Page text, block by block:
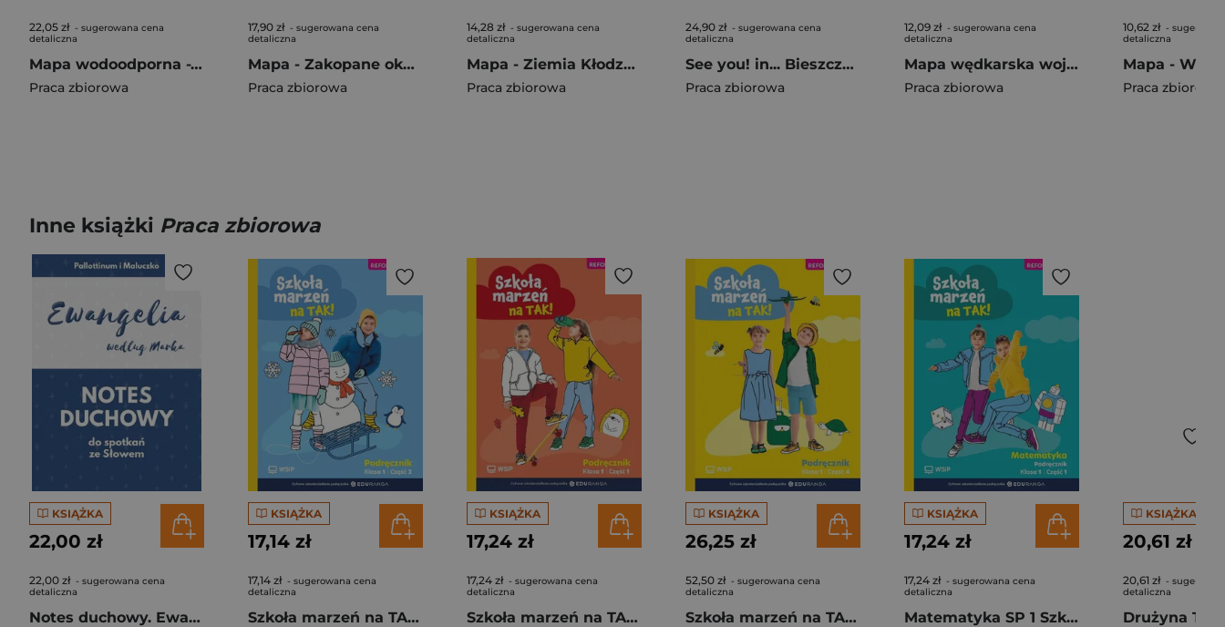
22,05 zł - sugerowana cena
detaliczna
Mapa wodoodporna -Trójstyk/Trojmedzie/Trojmezi
Praca zbiorowa
17,90 zł - sugerowana cena
detaliczna
Mapa - Zakopane okolice 1:60 000 lam
Praca zbiorowa
14,28 zł - sugerowana cena
detaliczna
Mapa - Ziemia Kłodzka 1:100 000
Praca zbiorowa
24,90 zł - sugerowana cena
detaliczna
See you! in... Bieszczady i Góry Sanocko-Turczań..
Praca zbiorowa
12,09 zł - sugerowana cena
detaliczna
Mapa wędkarska województwa lubuskiego 1:200 000
Praca zbiorowa
10,62 zł -
detaliczna
Praca zbiorowa
Inne książki Praca zbiorowa
KSIĄŻKA
22,00 zł
22,00 zł - sugerowana cena
detaliczna
Notes duchowy. Ewangelia wg. Marka
KSIĄŻKA
17,14 zł
17,14 zł - sugerowana cena
detaliczna
Szkoła marzeń na TAK SP 1 podr. cz.2
KSIĄŻKA
17,24 zł
17,24 zł - sugerowana cena
detaliczna
Szkoła marzeń na TAK SP 1 podr. cz.1
KSIĄŻKA
26,25 zł
52,50 zł - sugerowana cena
detaliczna
Szkoła marzeń na TAK SP 1 podr. cz.4
KSIĄŻKA
17,24 zł
17,24 zł - sugerowana cena
detaliczna
Matematyka SP 1 Szkoła marzeń na TAK podr cz.1
KSIĄŻKA
20,61 zł
20,61 zł -
detaliczna